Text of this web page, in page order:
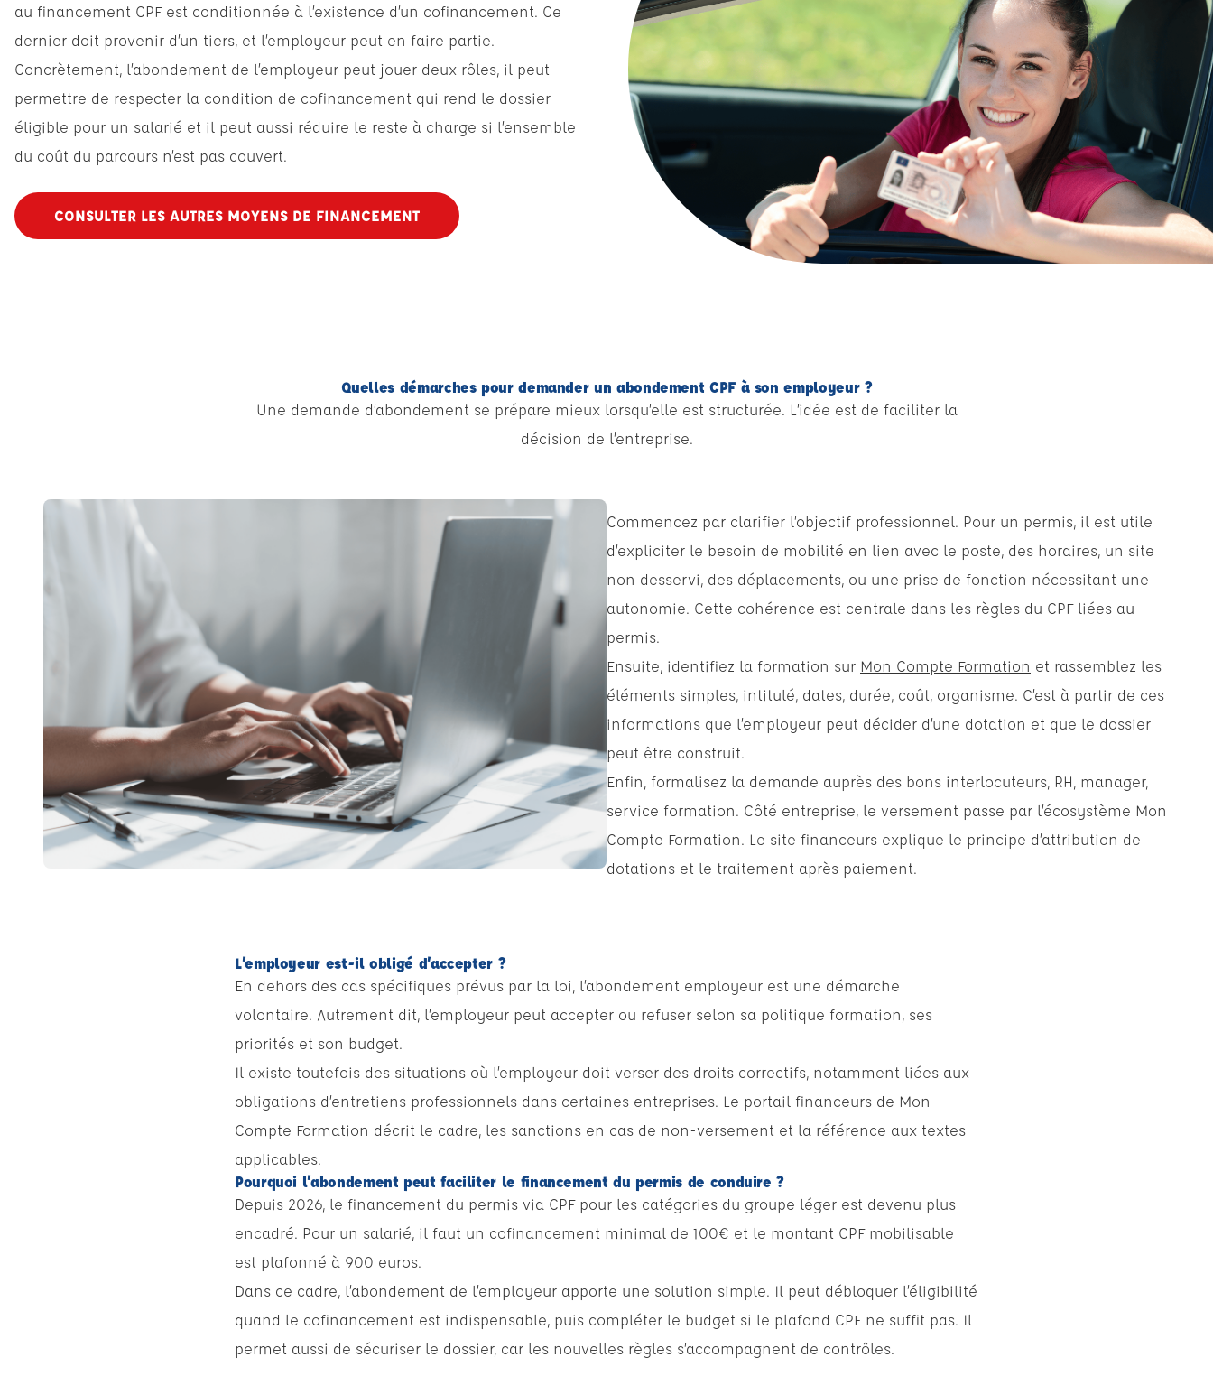
au financement CPF est conditionnée à l’existence d’un cofinancement. Ce
dernier doit provenir d’un tiers, et l’employeur peut en faire partie.
Concrètement, l’abondement de l’employeur peut jouer deux rôles, il peut
permettre de respecter la condition de cofinancement qui rend le dossier
éligible pour un salarié et il peut aussi réduire le reste à charge si l’ensemble
du coût du parcours n’est pas couvert.
CONSULTER LES AUTRES MOYENS DE FINANCEMENT
Quelles démarches pour demander un abondement CPF à son employeur ?
Une demande d’abondement se prépare mieux lorsqu’elle est structurée. L’idée est de faciliter la
décision de l’entreprise.
Commencez par clarifier l’objectif professionnel. Pour un permis, il est utile
d’expliciter le besoin de mobilité en lien avec le poste, des horaires, un site
non desservi, des déplacements, ou une prise de fonction nécessitant une
autonomie. Cette cohérence est centrale dans les règles du CPF liées au
permis.
Ensuite, identifiez la formation sur Mon Compte Formation et rassemblez les
éléments simples, intitulé, dates, durée, coût, organisme. C’est à partir de ces
informations que l’employeur peut décider d’une dotation et que le dossier
peut être construit.
Enfin, formalisez la demande auprès des bons interlocuteurs, RH, manager,
service formation. Côté entreprise, le versement passe par l’écosystème Mon
Compte Formation. Le site financeurs explique le principe d’attribution de
dotations et le traitement après paiement.
L’employeur est-il obligé d’accepter ?
En dehors des cas spécifiques prévus par la loi, l’abondement employeur est une démarche
volontaire. Autrement dit, l’employeur peut accepter ou refuser selon sa politique formation, ses
priorités et son budget.
Il existe toutefois des situations où l’employeur doit verser des droits correctifs, notamment liées aux
obligations d’entretiens professionnels dans certaines entreprises. Le portail financeurs de Mon
Compte Formation décrit le cadre, les sanctions en cas de non-versement et la référence aux textes
applicables.
Pourquoi l’abondement peut faciliter le financement du permis de conduire ?
Depuis 2026, le financement du permis via CPF pour les catégories du groupe léger est devenu plus
encadré. Pour un salarié, il faut un cofinancement minimal de 100€ et le montant CPF mobilisable
est plafonné à 900 euros.
Dans ce cadre, l’abondement de l’employeur apporte une solution simple. Il peut débloquer l’éligibilité
quand le cofinancement est indispensable, puis compléter le budget si le plafond CPF ne suffit pas. Il
permet aussi de sécuriser le dossier, car les nouvelles règles s’accompagnent de contrôles.